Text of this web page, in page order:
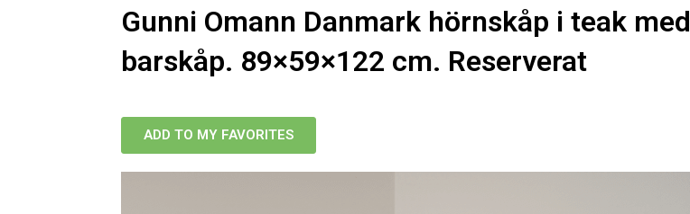
Gunni Omann Danmark hörnskåp i teak med
barskåp. 89×59×122 cm. Reserverat
ADD TO MY FAVORITES